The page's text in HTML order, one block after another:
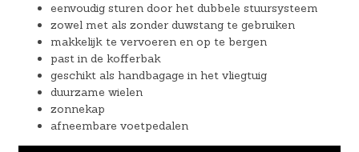
eenvoudig sturen door het dubbele stuursysteem
zowel met als zonder duwstang te gebruiken
makkelijk te vervoeren en op te bergen
past in de kofferbak
geschikt als handbagage in het vliegtuig
duurzame wielen
zonnekap
afneembare voetpedalen